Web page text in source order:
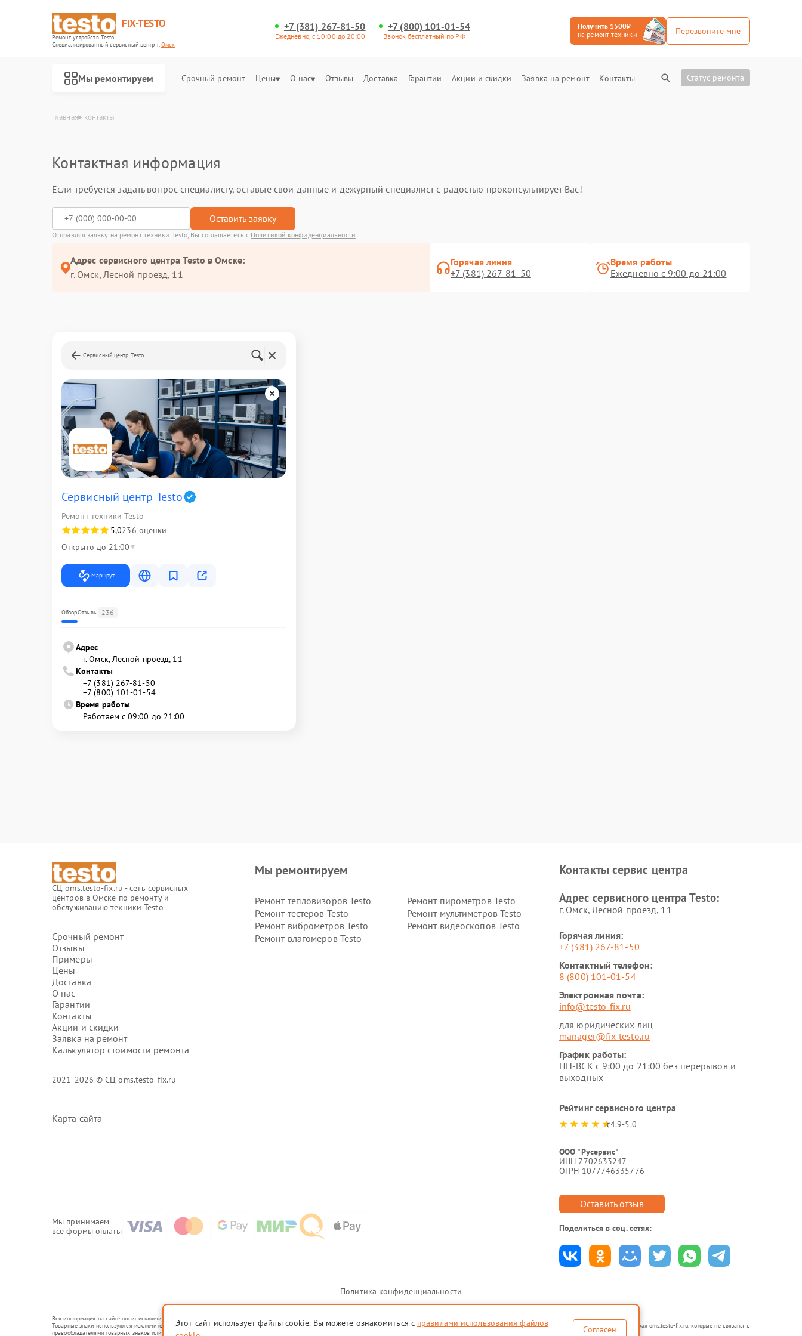
FIX-TESTO
Ремонт устройств Testo
Специализированный cервисный центр г.Омск
+7 (381) 267-81-50
Ежедневно, с 10:00 до 20:00
+7 (800) 101-01-54
Звонок бесплатный по РФ
Получить 1500₽
на ремонт техники
Перезвоните мне
Мы ремонтируем Срочный ремонт Цены О нас Отзывы Доставка Гарантии Акции и скидки Заявка на ремонт Контакты Статус ремонта
главная контакты
Контактная информация
Если требуется задать вопрос специалисту, оставьте свои данные и дежурный специалист с радостью проконсультирует Вас!
Оставить заявку
Отправляя заявку на ремонт техники Testo, Вы соглашаетесь с Политикой конфиденциальности
Адрес сервисного центра Testo в Омске:
г. Омск, ​Лесной проезд, 11
Горячая линия
+7 (381) 267-81-50
Время работы
Ежедневно с 9:00 до 21:00
Сервисный центр Testo
Сервисный центр Testo
Ремонт техники Testo
5,0236 оценки
Открыто до 21:00
Маршрут
ОбзорОтзывы 236
Адрес
г. Омск, ​Лесной проезд, 11
Контакты
+7 (381) 267-81-50
+7 (800) 101-01-54
Время работы
Работаем с 09:00 до 21:00
СЦ oms.testo-fix.ru - сеть сервисных
центров в Омске по ремонту и
обслуживанию техники Testo
Срочный ремонт
Отзывы
Примеры
Цены
Доставка
О нас
Гарантии
Контакты
Акции и скидки
Заявка на ремонт
Калькулятор стоимости ремонта
2021-2026 © СЦ oms.testo-fix.ru
Карта сайта
Мы принимаем
все формы оплаты
Мы ремонтируем
Ремонт тепловизоров Testo
Ремонт пирометров Testo
Ремонт тестеров Testo
Ремонт мультиметров Testo
Ремонт виброметров Testo
Ремонт видеоскопов Testo
Ремонт влагомеров Testo
Контакты сервис центра
Адрес сервисного центра Testo:
г. Омск, ​Лесной проезд, 11
Горячая линия:
+7 (381) 267-81-50
Контактный телефон:
8 (800) 101-01-54
Электронная почта:
info@testo-fix.ru
для юридических лиц
manager@fix-testo.ru
График работы:
ПН-ВСК с 9:00 до 21:00 без перерывов и
выходных
Рейтинг сервисного центра
4.9-5.0
ООО "Русервис"
ИНН 7702633247
ОГРН 1077746335776
Оставить отзыв
Поделиться в соц. сетях:
Политика конфиденциальности
Вся информация на сайте носит исключительно справочный характер.
Товарные знаки используются исключительно для описания устройств, в отношении которых сервисные центры oms.testo-fix.ru предоставляют услуги по ремонту. Услуги оказываются в неавторизованных сервисных центрах oms.testo-fix.ru, которые не связаны с
правообладателями товарных знаков или их официальными представителями.
Этот сайт использует файлы cookie. Вы можете ознакомиться с правилами использования файлов
Согласен